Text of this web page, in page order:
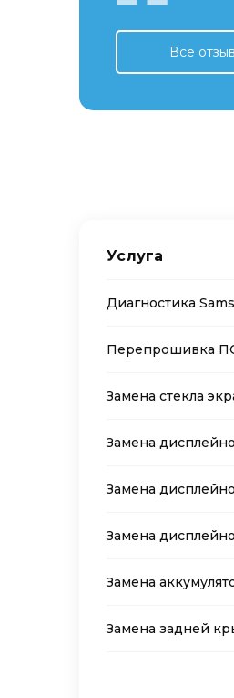
Все
Услуга
Диагностика
Перепрошивка ПО
Замена стекла
Замена
Замена
Замена
Замена
Замена задней